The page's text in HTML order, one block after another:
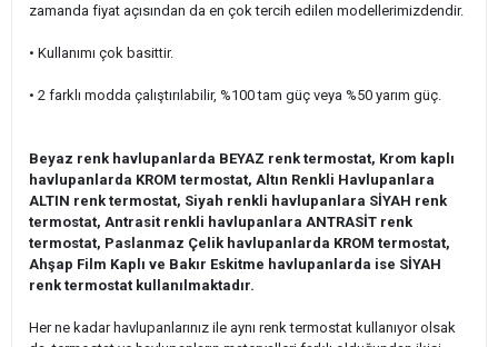
zamanda fiyat açısından da en çok tercih edilen modellerimizdendir.
• Kullanımı çok basittir.
• 2 farklı modda çalıştırılabilir, %100 tam güç veya %50 yarım güç.
Beyaz renk havlupanlarda BEYAZ renk termostat, Krom kaplı
havlupanlarda KROM termostat, Altın Renkli Havlupanlara
ALTIN renk termostat, Siyah renkli havlupanlara SİYAH renk
termostat, Antrasit renkli havlupanlara ANTRASİT renk
termostat, Paslanmaz Çelik havlupanlarda KROM termostat,
Ahşap Film Kaplı ve Bakır Eskitme havlupanlarda ise SİYAH
renk termostat kullanılmaktadır.
Her ne kadar havlupanlarınız ile aynı renk termostat kullanıyor olsak